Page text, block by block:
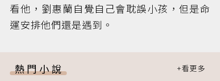
看他，劉惠蘭自覺自己會耽誤小孩，但是命
運安排他們還是遇到。
熱門小說